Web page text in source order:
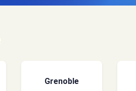
Grenoble